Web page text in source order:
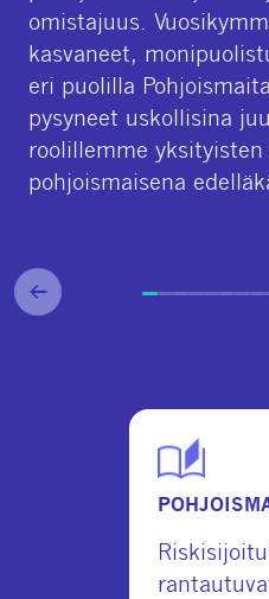
omistajuus.
kasvaneet,
eri puolilla
pysyneet uskollisina
roolillemme
pohjoismaisena